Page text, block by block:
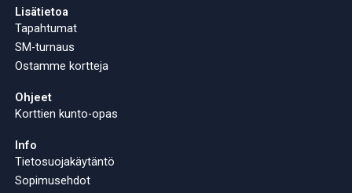
Lisätietoa
Tapahtumat
SM-turnaus
Ostamme kortteja
Ohjeet
Korttien kunto-opas
Info
Tietosuojakäytäntö
Sopimusehdot